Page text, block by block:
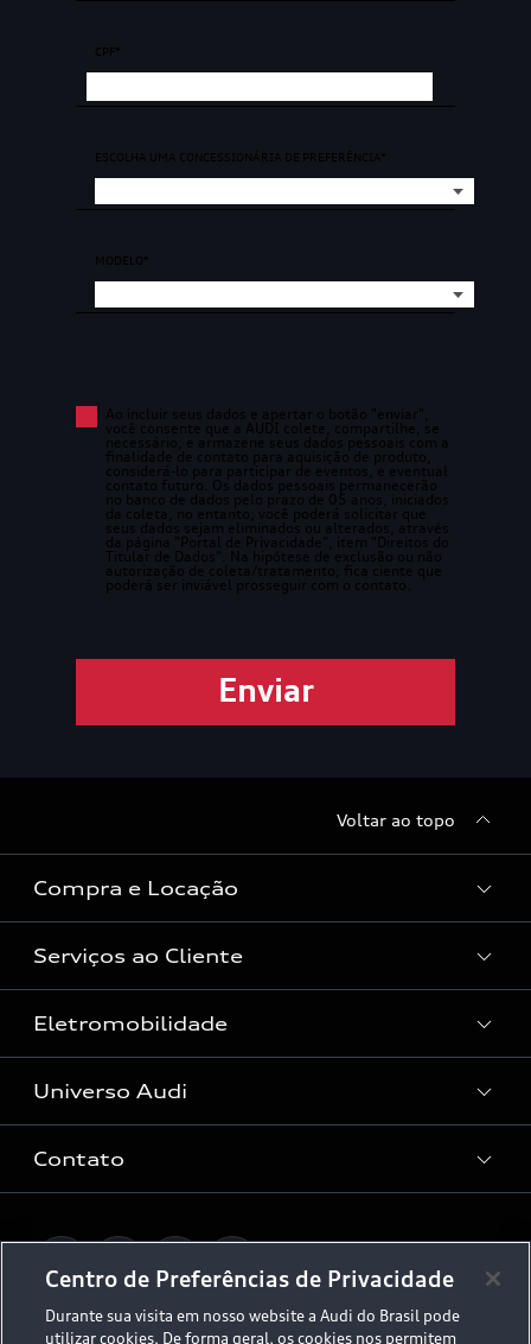
Voltar ao topo
Compra e Locação
Condições Audi
Vendas Corporativas
Audi Approved :plus
Serviços ao Cliente
Manutenção e Reparos
Serviços de Proteção
Rede de Concessionária
Eletromobilidade
Universo da mobilidade elétrica
Dúvidas de eletrificação
App e-tron
Planejamento de recarga
Universo Audi
Audi no Brasil
Audi Driving Experience
Contato
Fale Conosco
Trabalhe Conosco
Canais de Denúncia
Centro de Preferências de Privacidade
Durante sua visita em nosso website a Audi do Brasil pode
utilizar cookies. De forma geral, os cookies nos permitem